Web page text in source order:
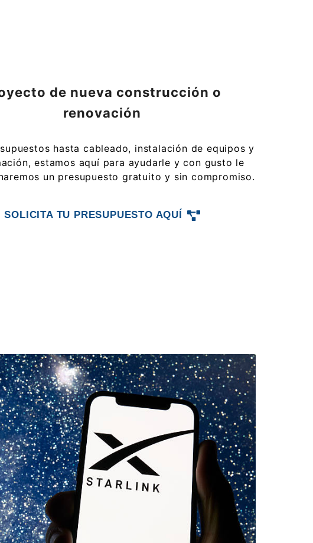
de nueva construcción o
renovación
hasta cableado, instalación de equipos y
estamos aquí para ayudarle y con gusto le
un presupuesto gratuito y sin compromiso.
SOLICITA TU PRESUPUESTO AQUÍ